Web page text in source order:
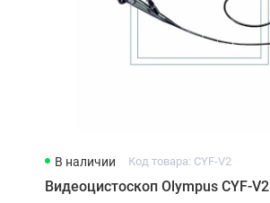
В наличии Код товара: CYF-V2
Видеоцистоскоп Olympus CYF-V2